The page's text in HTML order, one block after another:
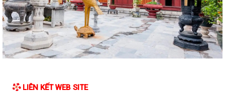
Hơn 30 cán bộ, hội viên chữ thập đỏ trên địa bàn phường Trần Hưng
Đạo được tập huấn kỹ năng sơ cấp...
QUYẾT ĐỊNH Về việc công bố Danh mục thủ tục hành chính mới ban
hành, bị bãi bỏ thuộc phạm vi chức...
tặng quà các gia đình chính sách...
LIÊN KẾT WEB SITE